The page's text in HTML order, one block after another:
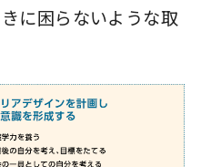
に困らないような取